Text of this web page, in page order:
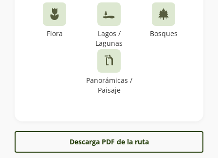
Flora
Lagos /
Lagunas
Bosques
Panorámicas /
Paisaje
Descarga PDF de la ruta